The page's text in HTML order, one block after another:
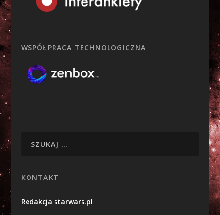
WSPÓŁPRACA TECHNOLOGICZNA
KONTAKT
Redakcja starwars.pl